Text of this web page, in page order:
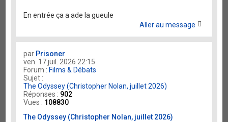
En entrée ça a ade la gueule
Aller au message
par Prisoner
ven. 17 juil. 2026 22:15
Forum : Films & Débats
Sujet :
The Odyssey (Christopher Nolan, juillet 2026)
Réponses : 902
Vues : 108830
The Odyssey (Christopher Nolan, juillet 2026)